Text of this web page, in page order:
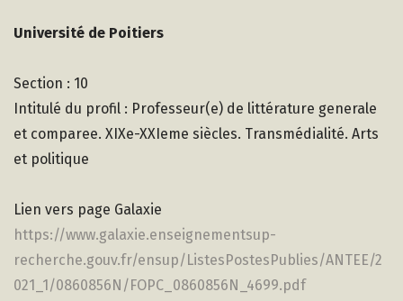
Université de Poitiers
Section : 10
Intitulé du profil : Professeur(e) de littérature generale
et comparee. XIXe-XXIeme siècles. Transmédialité. Arts
et politique
Lien vers page Galaxie
https://www.galaxie.enseignementsup-
recherche.gouv.fr/ensup/ListesPostesPublies/ANTEE/2
021_1/0860856N/FOPC_0860856N_4699.pdf